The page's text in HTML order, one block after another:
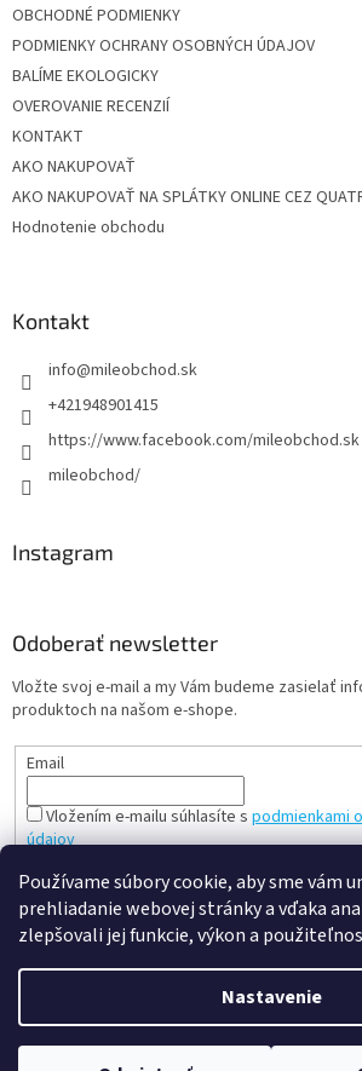
Používame súbory cookie, aby sme vám
prehliadanie webovej stránky a vďaka
zlepšovali jej funkcie, výkon a
Nastavenie
OBCHODNÉ PODMIENKY
PODMIENKY OCHRANY OSOBNÝCH ÚDAJOV
BALÍME EKOLOGICKY
OVEROVANIE RECENZIÍ
KONTAKT
AKO NAKUPOVAŤ
AKO NAKUPOVAŤ NA SPLÁTKY ONLINE CEZ
Hodnotenie obchodu
Kontakt
info@mileobchod.sk
+421948901415
https://www.facebook.com/mileobchod.sk
mileobchod/
Instagram
Odoberať newsletter
Vložte svoj e-mail a my Vám budeme zasielať
produktoch na našom e-shope.
Email
Vložením e-mailu súhlasíte s podmienkami
údajov
PRIHLÁSIŤ SA
Copyright 2026slovenská a česká